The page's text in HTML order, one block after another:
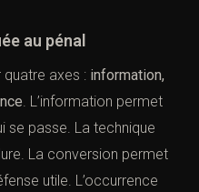
au pénal
axes : information,
. L’information permet
se passe. La technique
La conversion permet
utile. L’occurrence